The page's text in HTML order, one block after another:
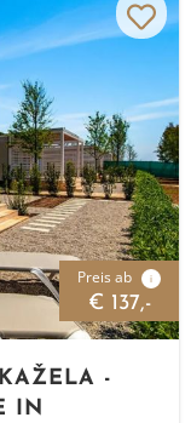
Preis ab i
€ 137,-
-
IN